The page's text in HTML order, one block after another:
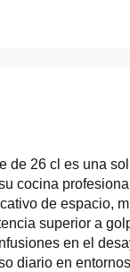
de 26 cl es una
cocina
de espacio,
superior a
en el
diario en